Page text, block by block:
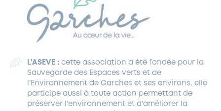
L’ASEVE : cette association a été fondée pour la
Sauvegarde des Espaces verts et de
l’Environnement de Garches et ses environs, elle
participe aussi à toute action permettant de
préserver l’environnement et d’améliorer la